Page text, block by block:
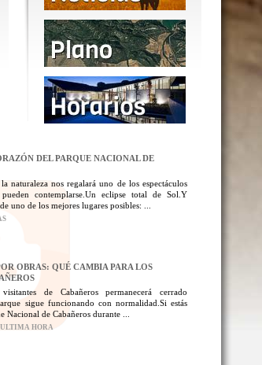
DEL PARQUE NACIONAL DE
naturaleza nos regalará uno de los espectáculos
contemplarse.Un eclipse total de Sol.Y
uno de los mejores lugares posibles: ...
OBRAS: QUÉ CAMBIA PARA LOS
de Cabañeros permanecerá cerrado
sigue funcionando con normalidad.Si estás
Nacional de Cabañeros durante ...
HORA